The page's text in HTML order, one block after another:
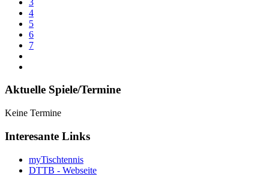
4
5
6
7
Aktuelle Spiele/Termine
Keine Termine
Interesante Links
myTischtennis
DTTB - Webseite